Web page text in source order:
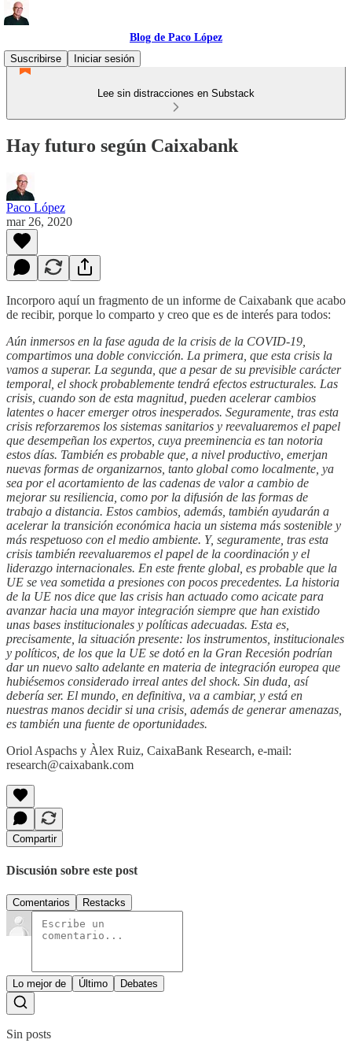
Blog de Paco López
Suscribirse
Iniciar sesión
Lee sin distracciones en Substack
Hay futuro según Caixabank
Paco López
mar 26, 2020
Incorporo aquí un fragmento de un informe de Caixabank que acabo
de recibir, porque lo comparto y creo que es de interés para todos:
Aún inmersos en la fase aguda de la crisis de la COVID-19,
compartimos una doble convicción. La primera, que esta crisis la
vamos a superar. La segunda, que a pesar de su previsible carácter
temporal, el shock probablemente tendrá efectos estructurales. Las
crisis, cuando son de esta magnitud, pueden acelerar cambios
latentes o hacer emerger otros inesperados. Seguramente, tras esta
crisis reforzaremos los sistemas sanitarios y reevaluaremos el papel
que desempeñan los expertos, cuya preeminencia es tan notoria
estos días. También es probable que, a nivel productivo, emerjan
nuevas formas de organizarnos, tanto global como localmente, ya
sea por el acortamiento de las cadenas de valor a cambio de
mejorar su resiliencia, como por la difusión de las formas de
trabajo a distancia. Estos cambios, además, también ayudarán a
acelerar la transición económica hacia un sistema más sostenible y
más respetuoso con el medio ambiente. Y, seguramente, tras esta
crisis también reevaluaremos el papel de la coordinación y el
liderazgo internacionales. En este frente global, es probable que la
UE se vea sometida a presiones con pocos precedentes. La historia
de la UE nos dice que las crisis han actuado como acicate para
avanzar hacia una mayor integración siempre que han existido
unas bases institucionales y políticas adecuadas. Esta es,
precisamente, la situación presente: los instrumentos, institucionales
y políticos, de los que la UE se dotó en la Gran Recesión podrían
dar un nuevo salto adelante en materia de integración europea que
hubiésemos considerado irreal antes del shock. Sin duda, así
debería ser. El mundo, en definitiva, va a cambiar, y está en
nuestras manos decidir si una crisis, además de generar amenazas,
es también una fuente de oportunidades.
Oriol Aspachs y Àlex Ruiz, CaixaBank Research, e-mail:
research@caixabank.com
Compartir
Discusión sobre este post
Comentarios Restacks
Lo mejor de Último Debates
Sin posts